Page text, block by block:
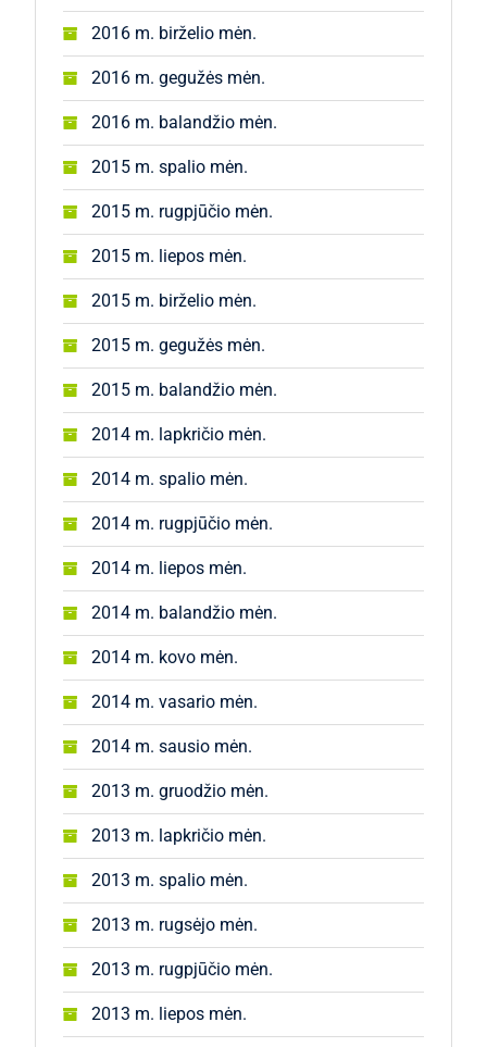
2016 m. birželio mėn.
2016 m. gegužės mėn.
2016 m. balandžio mėn.
2015 m. spalio mėn.
2015 m. rugpjūčio mėn.
2015 m. liepos mėn.
2015 m. birželio mėn.
2015 m. gegužės mėn.
2015 m. balandžio mėn.
2014 m. lapkričio mėn.
2014 m. spalio mėn.
2014 m. rugpjūčio mėn.
2014 m. liepos mėn.
2014 m. balandžio mėn.
2014 m. kovo mėn.
2014 m. vasario mėn.
2014 m. sausio mėn.
2013 m. gruodžio mėn.
2013 m. lapkričio mėn.
2013 m. spalio mėn.
2013 m. rugsėjo mėn.
2013 m. rugpjūčio mėn.
2013 m. liepos mėn.